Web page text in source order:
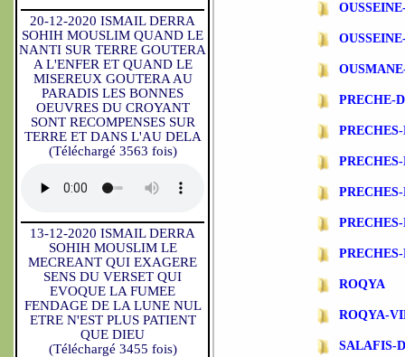
20-12-2020 ISMAIL DERRA
SOHIH MOUSLIM QUAND LE
NANTI SUR TERRE GOUTERA
A L'ENFER ET QUAND LE
MISEREUX GOUTERA AU
PARADIS LES BONNES
OEUVRES DU CROYANT
SONT RECOMPENSES SUR
TERRE ET DANS L'AU DELA
(Téléchargé 3563 fois)
13-12-2020 ISMAIL DERRA
SOHIH MOUSLIM LE
MECREANT QUI EXAGERE
SENS DU VERSET QUI
EVOQUE LA FUMEE
FENDAGE DE LA LUNE NUL
ETRE N'EST PLUS PATIENT
QUE DIEU
(Téléchargé 3455 fois)
PRECHE-
ROQYA
ROQYA-
SALAFIS-